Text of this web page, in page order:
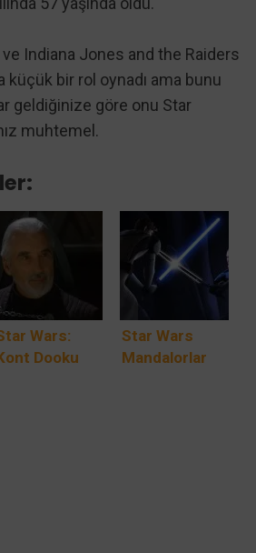
Indiana Jones and the Raiders
küçük bir rol oynadı ama bunu
geldiğinize göre onu Star
muhtemel.
Wars:
Dooku
Star Wars
Mandalorlar